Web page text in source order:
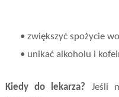
• zwiększyć spożycie
• unikać alkoholu i
Kiedy do lekarza? Jeśli